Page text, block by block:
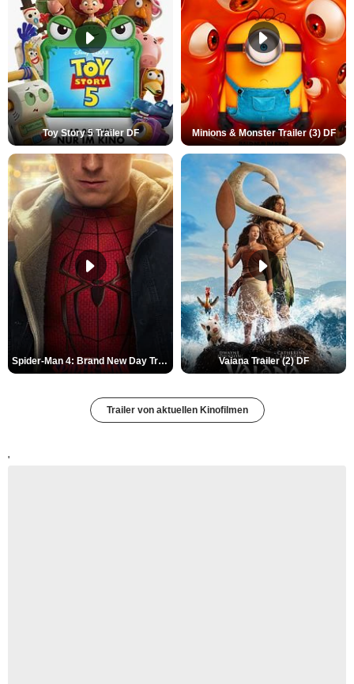
Toy Story 5 Trailer DF Minions & Monster Trailer (3) DF
Spider-Man 4: Brand New Day Trailer (3) DF Vaiana Trailer (2) DF
Trailer von aktuellen Kinofilmen
'